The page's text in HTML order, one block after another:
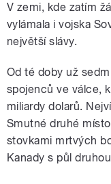
V zemi, kde zatím
vylámala i vojska
největší slávy.
Od té doby už
spojenců ve válce,
miliardy dolarů.
Smutné druhé
stovkami mrtvých
Kanady s půl